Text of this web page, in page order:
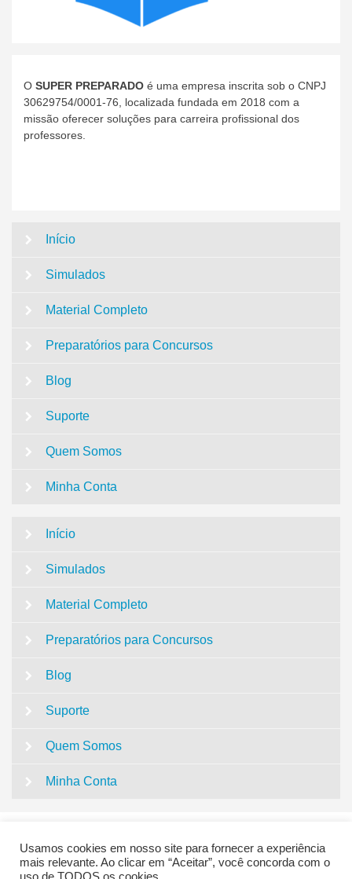
O SUPER PREPARADO é uma empresa inscrita sob o CNPJ
30629754/0001-76, localizada fundada em 2018 com a
missão oferecer soluções para carreira profissional dos
professores.
Início
Simulados
Material Completo
Preparatórios para Concursos
Blog
Suporte
Quem Somos
Minha Conta
Início
Simulados
Material Completo
Preparatórios para Concursos
Blog
Suporte
Quem Somos
Minha Conta
Usamos cookies em nosso site para fornecer a experiência
mais relevante. Ao clicar em “Aceitar”, você concorda com o